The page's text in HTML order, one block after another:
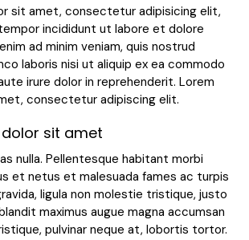
sit amet, consectetur adipisicing elit,
incididunt ut labore et dolore
ad minim veniam, quis nostrud
laboris nisi ut aliquip ex ea commodo
irure dolor in reprehenderit. Lorem
consectetur adipiscing elit.
sit amet
nulla. Pellentesque habitant morbi
et netus et malesuada fames ac turpis
ligula non molestie tristique, justo
maximus augue magna accumsan
pulvinar neque at, lobortis tortor.